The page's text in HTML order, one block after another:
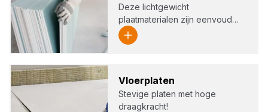
Deze lichtgewicht
plaatmaterialen zijn eenvoud…
Vloer­pla­ten
Stevige platen met hoge
draagkracht!